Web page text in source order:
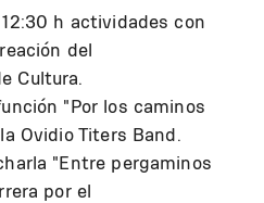
h actividades con
del
Cultura.
"Por los caminos
Ovidio Titers Band.
"Entre pergaminos
por el